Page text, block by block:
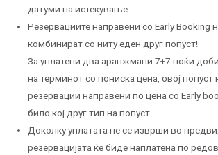
датуми на истекување.
Резервациите направени со Early Booking
комбинират со ниту еден друг попуст!
За уплатени два аранжмани 7+7 ноќи
на терминот со пониска цена, овој попуст
резервации направени по цена со Early
било кој друг тип на попуст.
Доколку уплатата не се изврши во
резервацијата ќе биде наплатена по